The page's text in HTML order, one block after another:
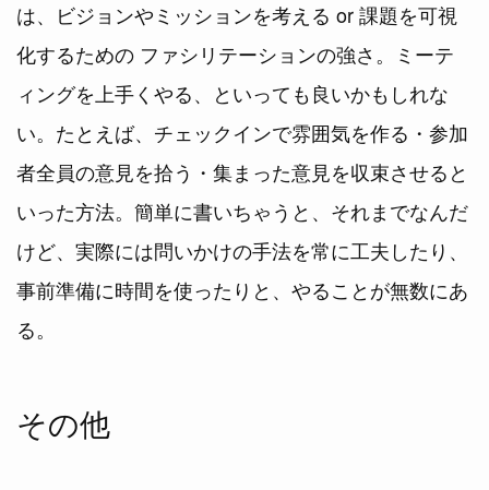
は、ビジョンやミッションを考える or 課題を可視
化するための ファシリテーションの強さ。ミーテ
ィングを上手くやる、といっても良いかもしれな
い。たとえば、チェックインで雰囲気を作る・参加
者全員の意見を拾う・集まった意見を収束させると
いった方法。簡単に書いちゃうと、それまでなんだ
けど、実際には問いかけの手法を常に工夫したり、
事前準備に時間を使ったりと、やることが無数にあ
る。
その他